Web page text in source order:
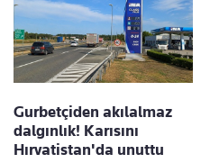
Gurbetçiden akılalmaz
dalgınlık! Karısını
Hırvatistan'da unuttu